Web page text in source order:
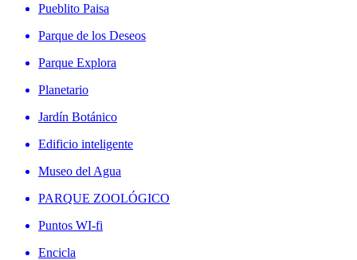
Pueblito Paisa
Parque de los Deseos
Parque Explora
Planetario
Jardín Botánico
Edificio inteligente
Museo del Agua
PARQUE ZOOLÓGICO
Puntos WI-fi
Encicla